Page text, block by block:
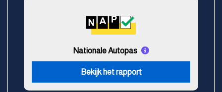
Nationale Autopas
Bekijk het rapport